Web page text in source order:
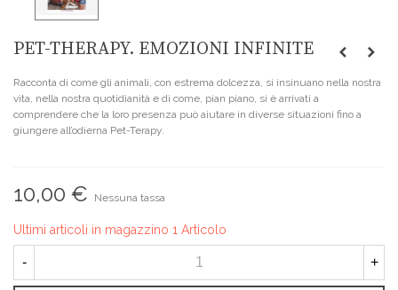
PET-THERAPY. EMOZIONI INFINITE
Racconta di come gli animali, con estrema dolcezza, si insinuano nella nostra
vita, nella nostra quotidianità e di come, pian piano, si è arrivati a
comprendere che la loro presenza può aiutare in diverse situazioni fino a
giungere all’odierna Pet-Terapy.
10,00 € Nessuna tassa
Ultimi articoli in magazzino 1 Articolo
- +